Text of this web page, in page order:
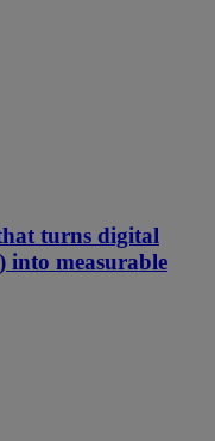
turns digital
into measurable